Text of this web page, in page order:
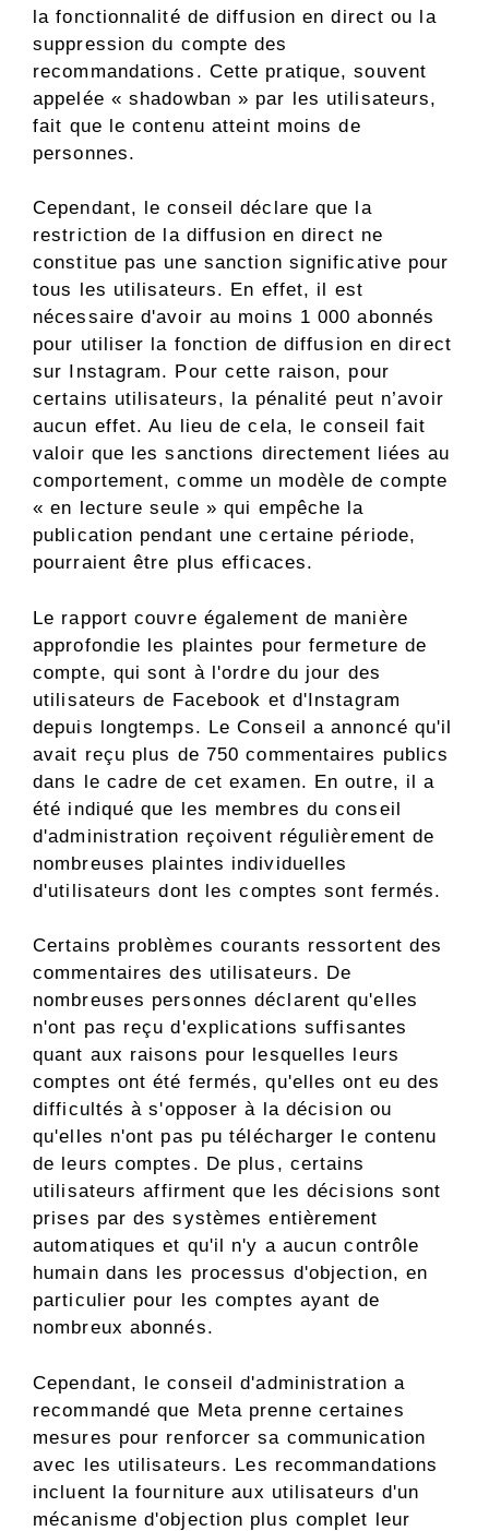
la fonctionnalité de diffusion en direct ou la
suppression du compte des
recommandations. Cette pratique, souvent
appelée « shadowban » par les utilisateurs,
fait que le contenu atteint moins de
personnes.
Cependant, le conseil déclare que la
restriction de la diffusion en direct ne
constitue pas une sanction significative pour
tous les utilisateurs. En effet, il est
nécessaire d'avoir au moins 1 000 abonnés
pour utiliser la fonction de diffusion en direct
sur Instagram. Pour cette raison, pour
certains utilisateurs, la pénalité peut n’avoir
aucun effet. Au lieu de cela, le conseil fait
valoir que les sanctions directement liées au
comportement, comme un modèle de compte
« en lecture seule » qui empêche la
publication pendant une certaine période,
pourraient être plus efficaces.
Le rapport couvre également de manière
approfondie les plaintes pour fermeture de
compte, qui sont à l'ordre du jour des
utilisateurs de Facebook et d'Instagram
depuis longtemps. Le Conseil a annoncé qu'il
avait reçu plus de 750 commentaires publics
dans le cadre de cet examen. En outre, il a
été indiqué que les membres du conseil
d'administration reçoivent régulièrement de
nombreuses plaintes individuelles
d'utilisateurs dont les comptes sont fermés.
Certains problèmes courants ressortent des
commentaires des utilisateurs. De
nombreuses personnes déclarent qu'elles
n'ont pas reçu d'explications suffisantes
quant aux raisons pour lesquelles leurs
comptes ont été fermés, qu'elles ont eu des
difficultés à s'opposer à la décision ou
qu'elles n'ont pas pu télécharger le contenu
de leurs comptes. De plus, certains
utilisateurs affirment que les décisions sont
prises par des systèmes entièrement
automatiques et qu'il n'y a aucun contrôle
humain dans les processus d'objection, en
particulier pour les comptes ayant de
nombreux abonnés.
Cependant, le conseil d'administration a
recommandé que Meta prenne certaines
mesures pour renforcer sa communication
avec les utilisateurs. Les recommandations
incluent la fourniture aux utilisateurs d'un
mécanisme d'objection plus complet leur